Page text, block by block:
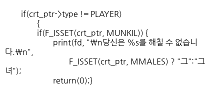
if(crt_ptr->type != PLAYER)
{
if(F_ISSET(crt_ptr, MUNKIL)) {
print(fd, "\n당신은 %s를 해칠 수 없습니
다.\n",
F_ISSET(crt_ptr, MMALES) ? "그":"그
녀");
return(0);}